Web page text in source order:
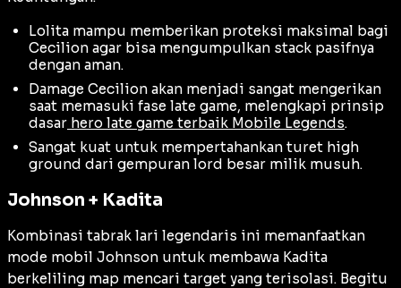
Lolita mampu memberikan proteksi maksimal bagi
Cecilion agar bisa mengumpulkan stack pasifnya
dengan aman.
Damage Cecilion akan menjadi sangat mengerikan
saat memasuki fase late game, melengkapi prinsip
dasar hero late game terbaik Mobile Legends.
Sangat kuat untuk mempertahankan turet high
ground dari gempuran lord besar milik musuh.
Johnson + Kadita
Kombinasi tabrak lari legendaris ini memanfaatkan
mode mobil Johnson untuk membawa Kadita
berkeliling map mencari target yang terisolasi. Begitu